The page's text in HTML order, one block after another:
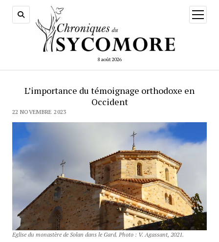
8 août 2026
ouvrir
menu
L’importance du témoignage orthodoxe en
Occident
22 NOVEMBRE 2023
Eglise du monastère de Solan dans le Gard. Photo : V. Agassant, 2021.